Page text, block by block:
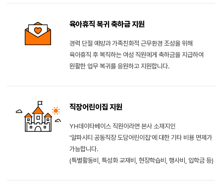
육아휴직 복귀 축하금 지원
경력 단절 예방과 가족친화적 근무환경 조성을 위해
육아휴직 후 복직하는 여성 직원에게 축하금을 지급하여
원활한 업무 복귀를 응원하고 지원합니다.
직장어린이집 지원
YH데이타베이스 직원이라면 본사 소재지인
'알파시티 공동직장 도담어린이집'에 대한 기타 비용 면제가
가능합니다.
(특별활동비, 특성화 교재비, 현장학습비, 행사비, 입학금 등)